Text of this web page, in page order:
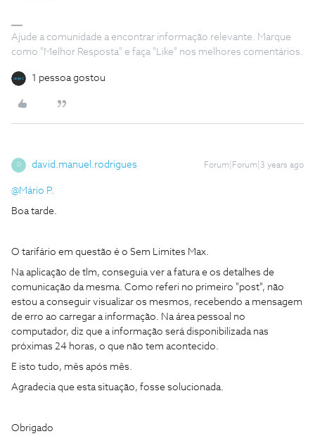
Ajude a comunidade a encontrar informação relevante. Marque
como "Melhor Resposta" e faça "Like" nos melhores comentários.
1 pessoa gostou
D david.manuel.rodrigues Forum|Forum|3 years ago
@Mário P.
Boa tarde.
O tarifário em questão é o Sem Limites Max.
Na aplicação de tlm, conseguia ver a fatura e os detalhes de
comunicação da mesma. Como referi no primeiro "post", não
estou a conseguir visualizar os mesmos, recebendo a mensagem
de erro ao carregar a informação. Na área pessoal no
computador, diz que a informação será disponibilizada nas
próximas 24 horas, o que não tem acontecido.
E isto tudo, mês após mês.
Agradecia que esta situação, fosse solucionada.
Obrigado